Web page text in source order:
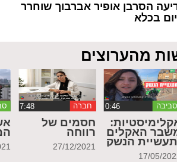
הסרבן אופיר אברבוך שוחרר
מהערוצים
סביבה ‏0:46
האקלים
הנשק
17/05/
חברה
חסמים של
רווחה
27/12/2021